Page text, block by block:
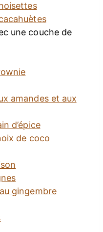
une couche de
amandes et aux
d’épice
de coco
gingembre